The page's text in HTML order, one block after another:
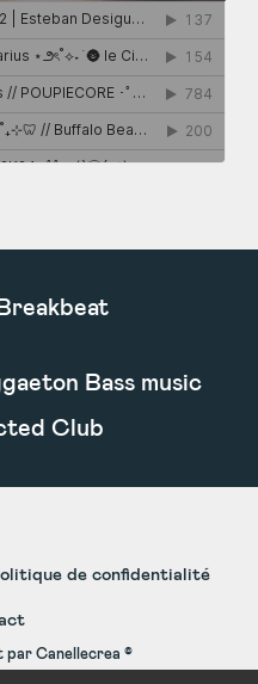
Breakbeat
Bass music
Club
de confidentialité
Canellecrea ©